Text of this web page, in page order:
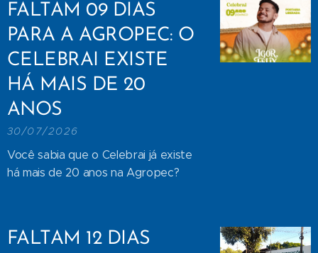
FALTAM 09 DIAS
PARA A AGROPEC: O
CELEBRAI EXISTE
HÁ MAIS DE 20
ANOS
30/07/2026
Você sabia que o Celebrai já existe
há mais de 20 anos na Agropec?
FALTAM 12 DIAS